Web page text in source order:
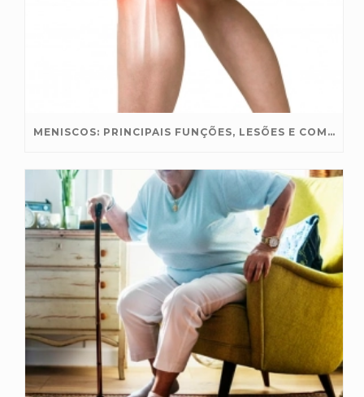
MENISCOS: PRINCIPAIS FUNÇÕES, LESÕES E COMO PROTEGER